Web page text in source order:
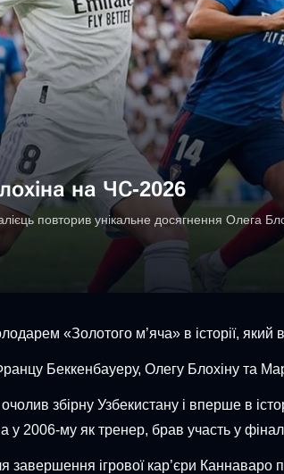
на ЧС-2026
повторив унікальне досягнення Олега
«Золотого м’яча» в історії, який
Беккенбауеру, Олегу Блохіну та
збірну Узбекистану і вперше в
у 2006-му як тренер, брав участь у
ігрової кар’єри Каннаваро